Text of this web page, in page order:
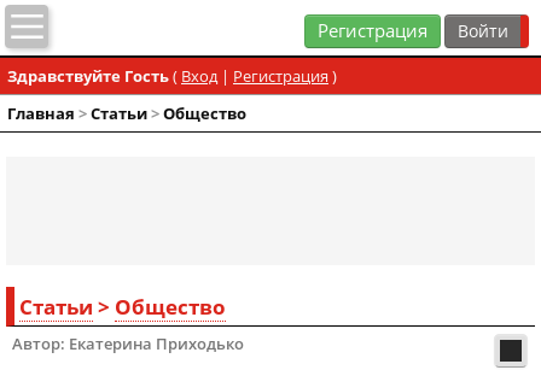
Регистрация
Здравствуйте Гость( Вход| Регистрация )
Главная >Статьи>Общество
Статьи > Общество
Автор: Екатерина Приходько